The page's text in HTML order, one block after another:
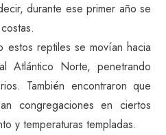
durante ese primer año se
estos reptiles se movían hacia
Atlántico Norte, penetrando
También encontraron que
congregaciones en ciertos
y temperaturas templadas.